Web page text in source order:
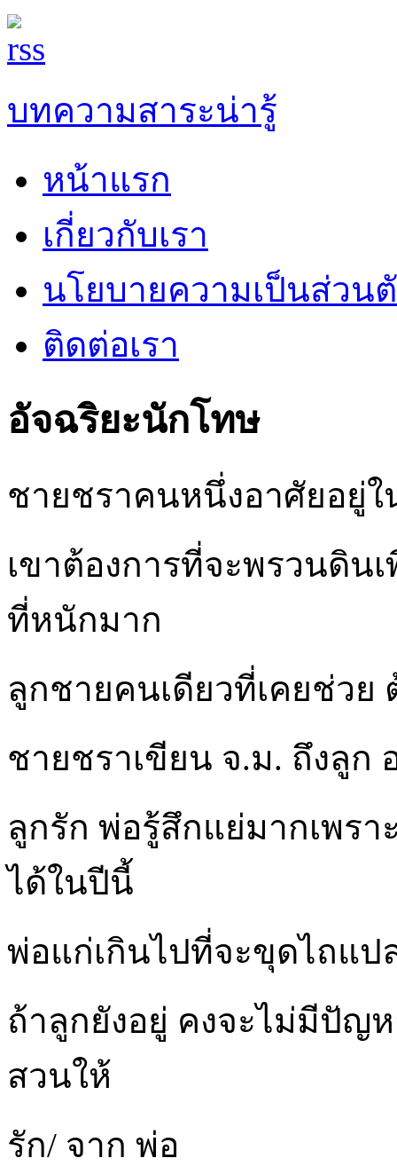
บทความสาระน่ารู้
หน้าแรก
เกี่ยวกับเรา
นโยบายความเป็นส่วน
ติดต่อเรา
อัจฉริยะนักโทษ
ชายชราคนหนึ่งอาศัยอยู่ใ
เขาต้องการที่จะพรวนดิน
ที่หนักมาก
ลูกชายคนเดียวที่เคยช่วย
ชายชราเขียน จ.ม. ถึงลูก
ลูกรัก พ่อรู้สึกแย่มากเพร
ได้ในปีนี้
พ่อแก่เกินไปที่จะขุดไถแป
ถ้าลูกยังอยู่ คงจะไม่มีปัญ
สวนให้
รัก/ จาก พ่อ